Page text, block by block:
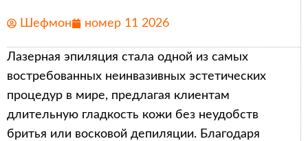
Шефмон номер 11 2026
Лазерная эпиляция стала одной из самых
востребованных неинвазивных эстетических
процедур в мире, предлагая клиентам
длительную гладкость кожи без неудобств
бритья или восковой депиляции. Благодаря